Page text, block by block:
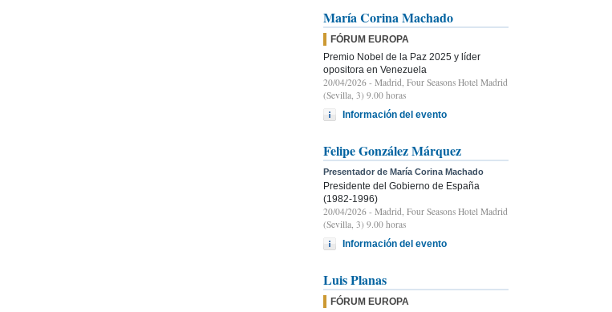
María Corina Machado
FÓRUM EUROPA
Premio Nobel de la Paz 2025 y líder
opositora en Venezuela
20/04/2026 - Madrid, Four Seasons Hotel Madrid
(Sevilla, 3) 9.00 horas
Información del evento
Felipe González Márquez
Presentador de María Corina Machado
Presidente del Gobierno de España
(1982-1996)
20/04/2026 - Madrid, Four Seasons Hotel Madrid
(Sevilla, 3) 9.00 horas
Información del evento
Luis Planas
FÓRUM EUROPA